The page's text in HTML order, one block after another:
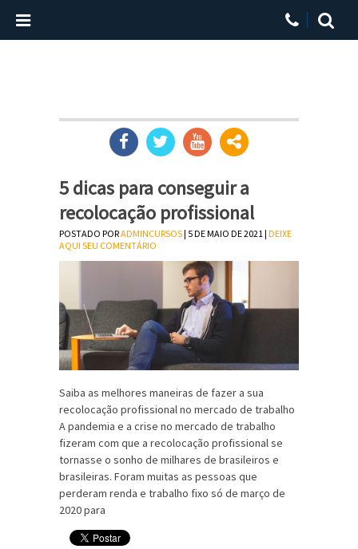
5 dicas para conseguir a
recolocação profissional
POSTADO PORADMINCURSOS| 5 DE MAIO DE 2021 | DEIXE
AQUI SEU COMENTÁRIO
Saiba as melhores maneiras de fazer a sua
recolocação profissional no mercado de trabalho
A pandemia e a crise no mercado de trabalho
fizeram com que a recolocação profissional se
tornasse o sonho de milhares de brasileiros e
brasileiras. Foram muitas as pessoas que
perderam renda e trabalho fixo só de março de
2020 para